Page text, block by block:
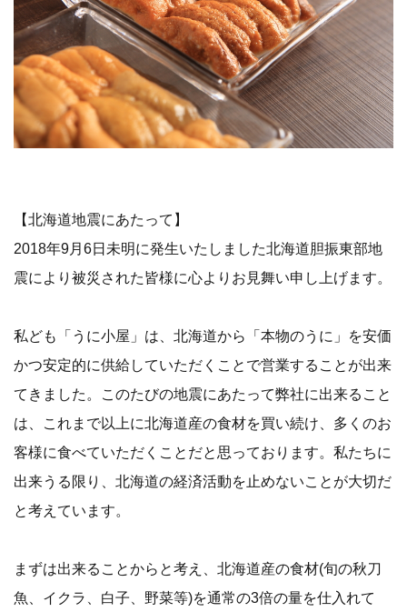
【北海道地震にあたって】
2018年9月6日未明に発生いたしました北海道胆振東部地
震により被災された皆様に心よりお見舞い申し上げます。
私ども「うに小屋」は、北海道から「本物のうに」を安価
かつ安定的に供給していただくことで営業することが出来
てきました。このたびの地震にあたって弊社に出来ること
は、これまで以上に北海道産の食材を買い続け、多くのお
客様に食べていただくことだと思っております。私たちに
出来うる限り、北海道の経済活動を止めないことが大切だ
と考えています。
まずは出来ることからと考え、北海道産の食材(旬の秋刀
魚、イクラ、白子、野菜等)を通常の3倍の量を仕入れて